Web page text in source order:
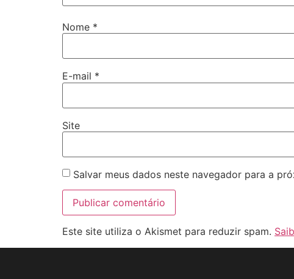
Nome *
E-mail *
Site
Salvar meus dados neste navegador para a
Este site utiliza o Akismet para reduzir spam.